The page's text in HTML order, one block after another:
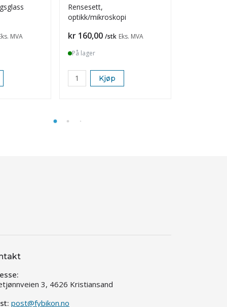
MVA
Rensesett,
optikk/mikroskopi
Pris
kr 160,00 /stk Eks. MVA
På lager
Kjøp
3, 4626 Kristiansand
post@fybikon.no